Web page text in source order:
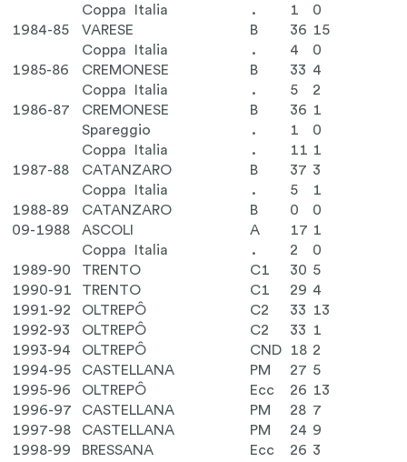
Coppa Italia
. 1
0
1984-85
VARESE B 36 15
Coppa Italia
. 4
0
1985-86
CREMONESE B 33 4
Coppa Italia
. 5
2
1986-87
CREMONESE B 36 1
Spareggio
. 1
0
Coppa Italia
. 11 1
1987-88
CATANZARO B 37 3
Coppa Italia
. 5
1
1988-89
CATANZARO B 0
0
09-1988
ASCOLI A 17 1
Coppa Italia
. 2
0
1989-90
TRENTO C1 30 5
1990-91
TRENTO C1 29 4
1991-92
OLTREPÔ C2 33
13
1992-93
OLTREPÔ C2 33
1
1993-94
OLTREPÔ CND 18 2
1994-95
CASTELLANA PM 27 5
1995-96
OLTREPÔ Ecc 26 13
1996-97
CASTELLANA PM 28 7
1997-98
CASTELLANA PM 24 9
1998-99
BRESSANA Ecc 26 3